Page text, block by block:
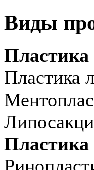
Виды
Пластика
Пластика
Пластика